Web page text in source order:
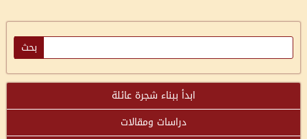
ابدأ ببناء شجرة عائلة
دراسات ومقالات